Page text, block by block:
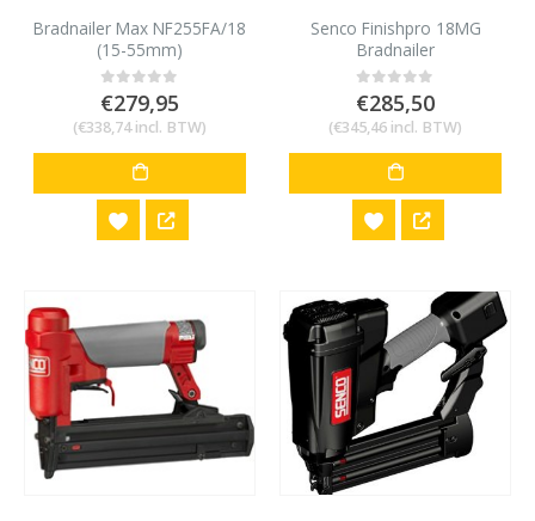
Bradnailer Max NF255FA/18
(15-55mm)
0out of 5
€279,95
(€338,74incl. BTW)
Senco Finishpro 18MG
Bradnailer
0out of 5
€285,50
(€345,46 incl. BTW)